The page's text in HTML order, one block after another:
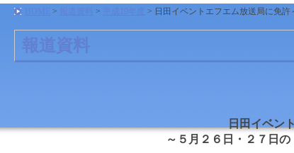
> > > 日田イベントエフエム放送局に免
報道資料
日田イベン
～５月２６日・２７日